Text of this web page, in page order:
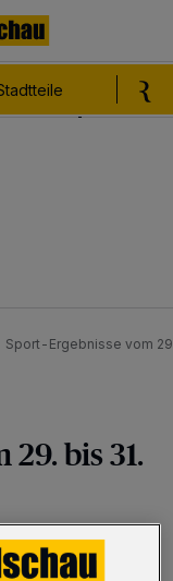
Sport-Ergebnisse vom
bis 31.
wie die
haben.